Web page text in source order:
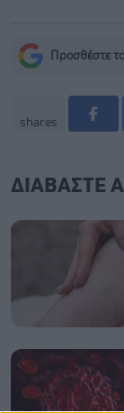
Προσθέστε
shares
ΔΙΑΒΑΣΤΕ